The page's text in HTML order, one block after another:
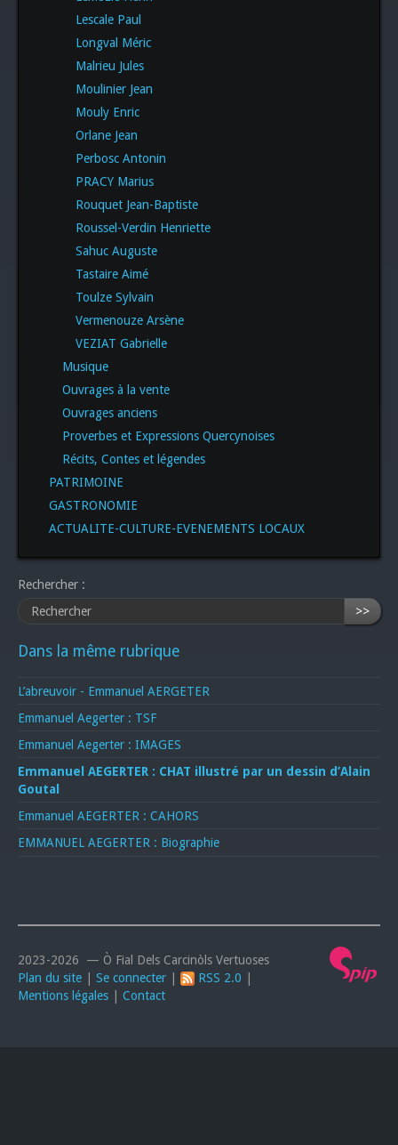
Lescale Paul
Longval Méric
Malrieu Jules
Moulinier Jean
Mouly Enric
Orlane Jean
Perbosc Antonin
PRACY Marius
Rouquet Jean-Baptiste
Roussel-Verdin Henriette
Sahuc Auguste
Tastaire Aimé
Toulze Sylvain
Vermenouze Arsène
VEZIAT Gabrielle
Musique
Ouvrages à la vente
Ouvrages anciens
Proverbes et Expressions Quercynoises
Récits, Contes et légendes
PATRIMOINE
GASTRONOMIE
ACTUALITE-CULTURE-EVENEMENTS LOCAUX
Rechercher :
>>
Dans la même rubrique
L’abreuvoir - Emmanuel AERGETER
Emmanuel Aegerter : TSF
Emmanuel Aegerter : IMAGES
Emmanuel AEGERTER : CHAT illustré par un dessin d’Alain
Goutal
Emmanuel AEGERTER : CAHORS
EMMANUEL AEGERTER : Biographie
2023-2026 — Ò Fial Dels Carcinòls Vertuoses
Plan du site | Se connecter | RSS 2.0 |
Mentions légales | Contact